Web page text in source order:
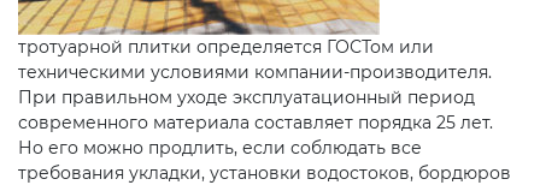
тротуарной плитки определяется ГОСТом или
техническими условиями компании-производителя.
При правильном уходе эксплуатационный период
современного материала составляет порядка 25 лет.
Но его можно продлить, если соблюдать все
требования укладки, установки водостоков, бордюров